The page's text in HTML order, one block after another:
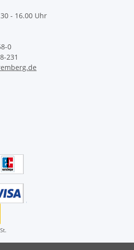
- 16.00 Uhr
0
231